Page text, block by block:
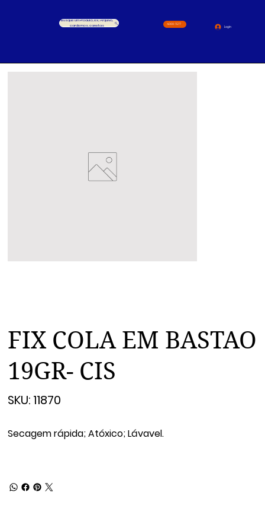
Busque um Produto, ex.: Arquivo,
cardernos, canetas
4000-1517
Login
FIX COLA EM BASTAO
19GR- CIS
SKU:
11870
11870
Secagem rápida; Atóxico; Lávavel.